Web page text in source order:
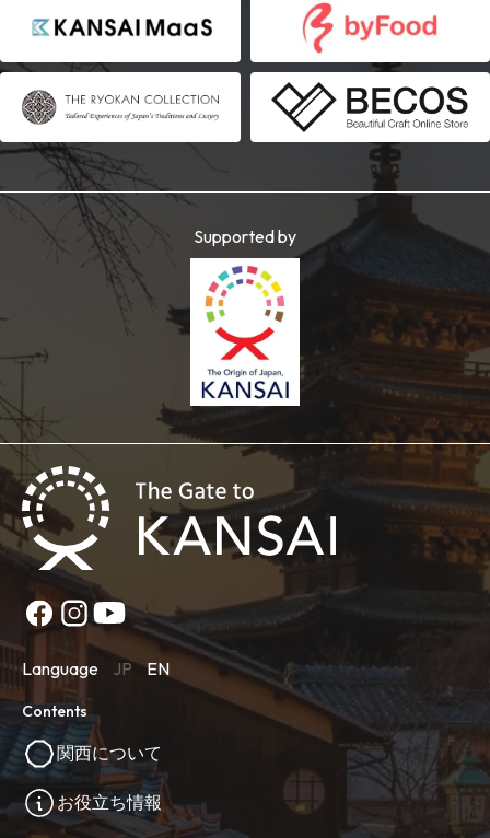
Supported by
Language JP EN
Contents
関西について
お役立ち情報